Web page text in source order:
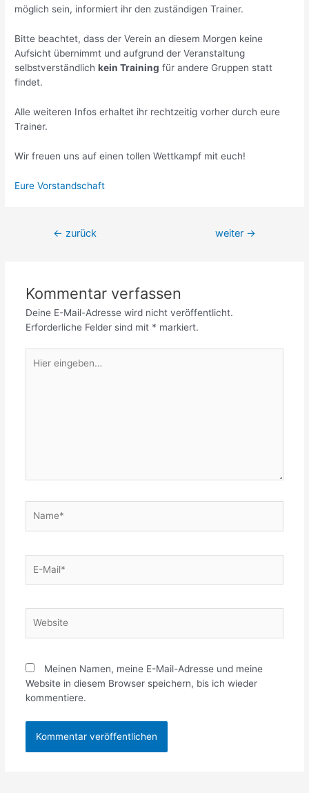
möglich sein, informiert ihr den zuständigen Trainer.
Bitte beachtet, dass der Verein an diesem Morgen keine
Aufsicht übernimmt und aufgrund der Veranstaltung
selbstverständlichkein Training für andere Gruppen statt
findet.
Alle weiteren Infos erhaltet ihr rechtzeitig vorher durch eure
Trainer.
Wir freuen uns auf einen tollen Wettkampf mit euch!
Eure Vorstandschaft
← zurück weiter →
Kommentar verfassen
Deine E-Mail-Adresse wird nicht veröffentlicht.
Erforderliche Felder sind mit * markiert.
eingeben…
Mail*
Meinen Namen, meine E-Mail-Adresse und meine
Website in diesem Browser speichern, bis ich wieder
kommentiere.